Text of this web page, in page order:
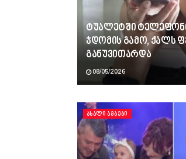
ტუალეტში
ჯდომის გამო, ქალს
განუვითარდა
08/05/2026
ᲐᲮᲐᲚᲘ ᲐᲛᲑᲔᲑᲘ